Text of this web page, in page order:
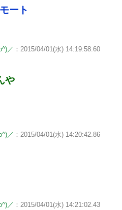
ート
／ ：2015/04/01(水) 14:19:58.60
や
／ ：2015/04/01(水) 14:20:42.86
／ ：2015/04/01(水) 14:21:02.43